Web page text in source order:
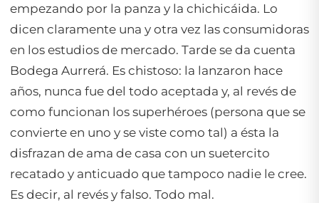
empezando por la panza y la chichicáida. Lo
dicen claramente una y otra vez las consumidoras
en los estudios de mercado. Tarde se da cuenta
Bodega Aurrerá. Es chistoso: la lanzaron hace
años, nunca fue del todo aceptada y, al revés de
como funcionan los superhéroes (persona que se
convierte en uno y se viste como tal) a ésta la
disfrazan de ama de casa con un suetercito
recatado y anticuado que tampoco nadie le cree.
Es decir, al revés y falso. Todo mal.